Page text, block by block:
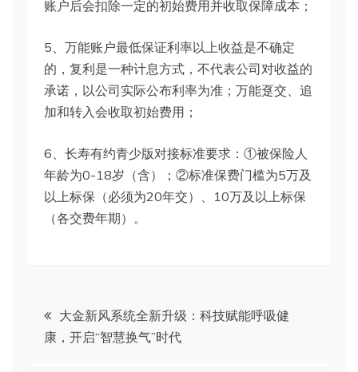
账户后会扣除一定的初始费用并收取保障成本；
5、万能账户最低保证利率以上收益是不确定
的，复利是一种计息方式，不代表公司对收益的
承诺，以公司实际公布利率为准；万能趸交、追
加和转入会收取初始费用；
6、长寿有约青少版对接标准要求：①被保险人
年龄为0-18岁（含）；②标准保费门槛为5万及
以上标保（必须为20年交）、10万及以上标保
（各交费年期）。
文
章
大金新风系统全新升级：科技赋能呼吸健
康，开启“智慧换气”时代